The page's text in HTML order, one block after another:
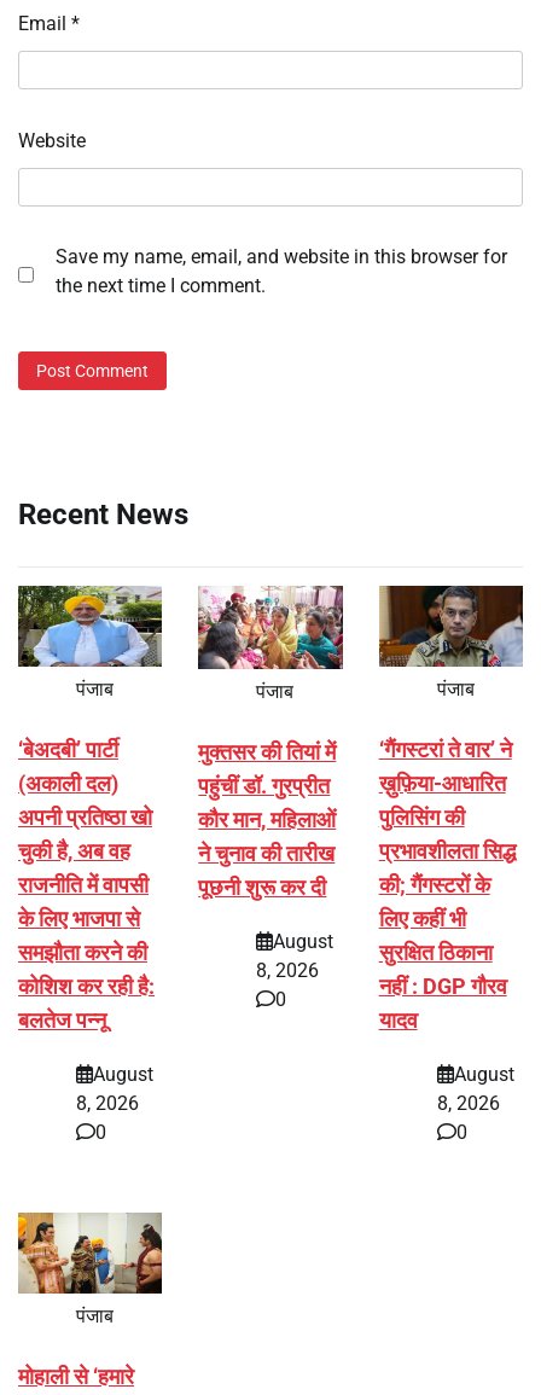
Email *
Website
Save my name, email, and website in this browser for
the next time I comment.
Recent News
पंजाब
‘बेअदबी’ पार्टी
(अकाली दल)
अपनी प्रतिष्ठा खो
चुकी है, अब वह
राजनीति में वापसी
के लिए भाजपा से
समझौता करने की
कोशिश कर रही है:
बलतेज पन्नू
August
8, 2026
0
पंजाब
मुक्तसर की तियां में
पहुंचीं डॉ. गुरप्रीत
कौर मान, महिलाओं
ने चुनाव की तारीख
पूछनी शुरू कर दी
August
8, 2026
0
पंजाब
‘गैंगस्टरां ते वार’ ने
ख़ुफ़िया-आधारित
पुलिसिंग की
प्रभावशीलता सिद्ध
की; गैंगस्टरों के
लिए कहीं भी
सुरक्षित ठिकाना
नहीं : DGP गौरव
यादव
August
8, 2026
0
पंजाब
मोहाली से ‘हमारे